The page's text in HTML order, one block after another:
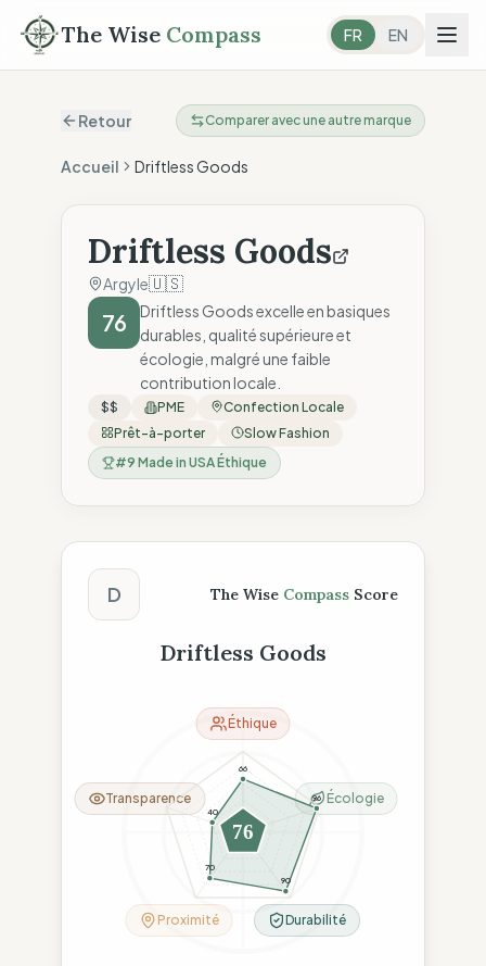
The Wise Compass FR EN
Retour Comparer avec une autre marque
Accueil Driftless Goods
Driftless Goods
Argyle🇺🇸
76
Driftless Goods excelle en basiques
durables, qualité supérieure et
écologie, malgré une faible
contribution locale.
$$ PME
Confection Locale
Prêt-à-porter
Slow Fashion
#9 Made in USA Éthique
Score The Wise Compass
D The Wise Compass Score
Driftless Goods
66
96
90
70
40
76
Éthique
Écologie
Durabilité
Proximité
Transparence